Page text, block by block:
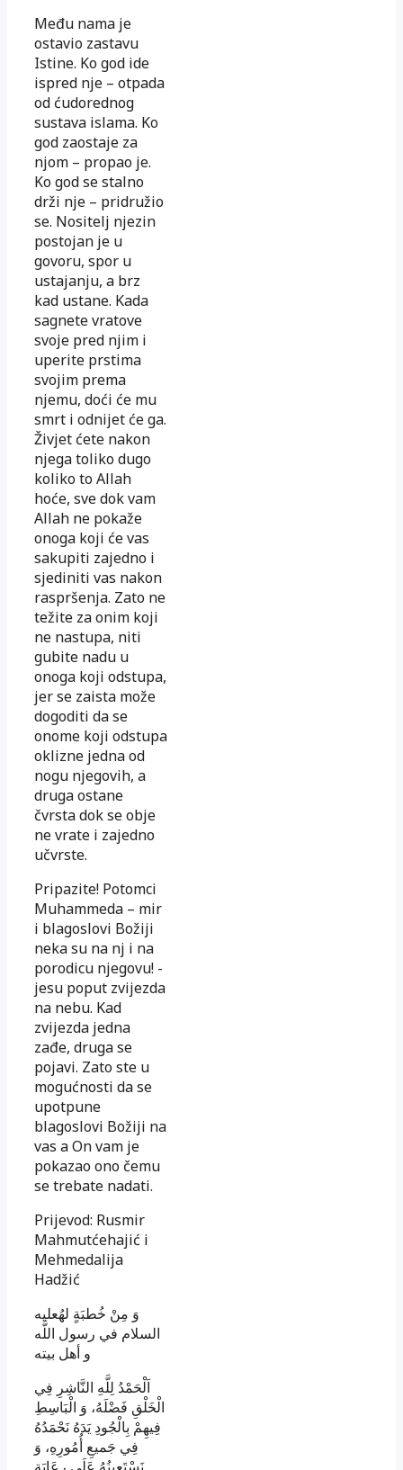
Među nama je
ostavio zastavu
Istine. Ko god ide
ispred nje – otpada
od ćudorednog
sustava islama. Ko
god zaostaje za
njom – propao je.
Ko god se stalno
drži nje – pridružio
se. Nositelj njezin
postojan je u
govoru, spor u
ustajanju, a brz
kad ustane. Kada
sagnete vratove
svoje pred njim i
uperite prstima
svojim prema
njemu, doći će mu
smrt i odnijet će ga.
Živjet ćete nakon
njega toliko dugo
koliko to Allah
hoće, sve dok vam
Allah ne pokaže
onoga koji će vas
sakupiti zajedno i
sjediniti vas nakon
raspršenja. Zato ne
težite za onim koji
ne nastupa, niti
gubite nadu u
onoga koji odstupa,
jer se zaista može
dogoditi da se
onome koji odstupa
oklizne jedna od
nogu njegovih, a
druga ostane
čvrsta dok se obje
ne vrate i zajedno
učvrste.
Pripazite! Potomci
Muhammeda – mir
i blagoslovi Božiji
neka su na nj i na
porodicu njegovu! -
jesu poput zvijezda
na nebu. Kad
zvijezda jedna
zađe, druga se
pojavi. Zato ste u
mogućnosti da se
upotpune
blagoslovi Božiji na
vas a On vam je
pokazao ono čemu
se trebate nadati.
Prijevod: Rusmir
Mahmutćehajić i
Mehmedalija
Hadžić
وَ مِنْ خُطبَةٍ لهُ‏عليه
السلام في رسول اللَّه
اَلْحَمْدُ لِلَّهِ النَّاشِرِ فِي
الْخَلْقِ فَضْلَهُ، وَ الْبَاسِطِ
فِيهِمْ بِالْجُودِ يَدَهُ نَحْمَدُهُ
فِي جَميعِ أُمُورِهِ، وَ